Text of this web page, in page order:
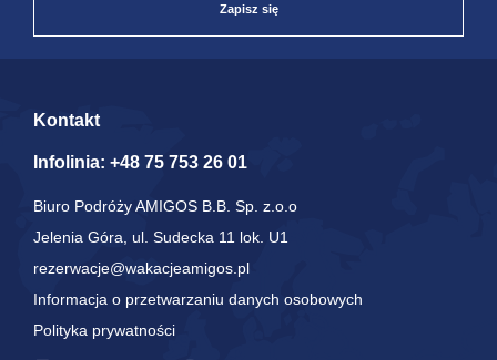
Zapisz się
Kontakt
Infolinia: +48 75 753 26 01
Biuro Podróży AMIGOS B.B. Sp. z.o.o
Jelenia Góra, ul. Sudecka 11 lok. U1
rezerwacje@wakacjeamigos.pl
Informacja o przetwarzaniu danych osobowych
Polityka prywatności